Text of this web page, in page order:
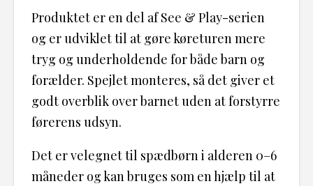
Produktet er en del af See & Play-serien
og er udviklet til at gøre køreturen mere
tryg og underholdende for både barn og
forælder. Spejlet monteres, så det giver et
godt overblik over barnet uden at forstyrre
førerens udsyn.
Det er velegnet til spædbørn i alderen 0–6
måneder og kan bruges som en hjælp til at